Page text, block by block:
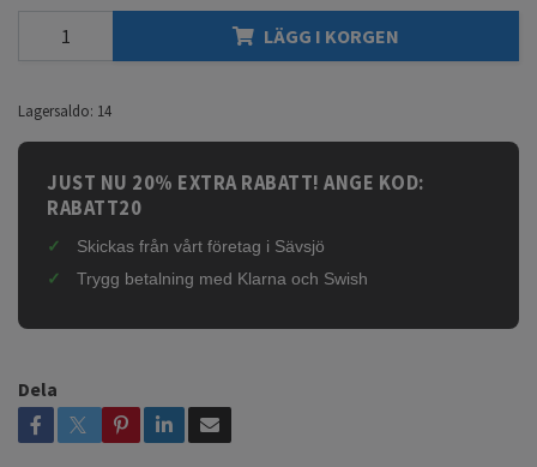
LÄGG I KORGEN
Lagersaldo: 14
JUST NU 20% EXTRA RABATT! ANGE KOD:
RABATT20
Skickas från vårt företag i Sävsjö
Trygg betalning med Klarna och Swish
Dela